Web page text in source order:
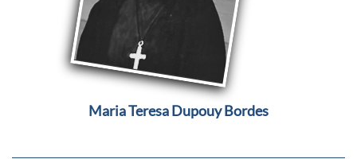
Maria Teresa Dupouy Bordes